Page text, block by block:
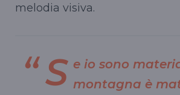
melodia visiva.
S e io sono
montagna è